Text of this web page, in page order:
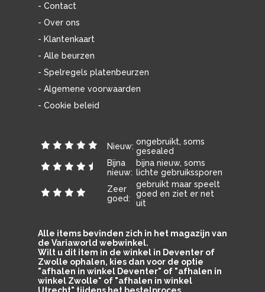
- Contact
- Over ons
- Klantenkaart
- Alle beurzen
- Spelregels platenbeurzen
- Algemene voorwaarden
- Cookie beleid
Nieuw: ongebruikt, soms
gesealed
Bijna
nieuw:
bijna nieuw, soms
lichte gebruikssporen
Zeer
goed:
gebruikt maar speelt
goed en ziet er net
uit
Alle items bevinden zich in het magazijn van
de Variaworld webwinkel.
Wilt u dit item in de winkel in Deventer of
Zwolle ophalen, kies dan voor de optie
"afhalen in winkel Deventer" of "afhalen in
winkel Zwolle" of "afhalen in winkel